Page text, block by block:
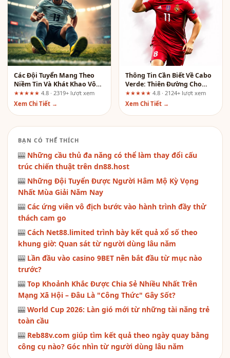
Các Đội Tuyển Mang Theo
Niềm Tin Và Khát Khao Vô
Địch
★★★★★ 4.8 · 2319+ lượt xem
Xem Chi Tiết →
Thông Tin Cần Biết Về Cabo
Verde: Thiên Đường Cho
Website Non Trẻ?
★★★★★ 4.8 · 2124+ lượt xem
Xem Chi Tiết →
BẠN CÓ THỂ THÍCH
🎰 Những cầu thủ đa năng có thể làm thay đổi cấu
trúc chiến thuật trên dn88.host
🎰 Những Đội Tuyển Được Người Hâm Mộ Kỳ Vọng
Nhất Mùa Giải Năm Nay
🎰 Các ứng viên vô địch bước vào hành trình đầy thử
thách cam go
🎰 Cách Net88.limited trình bày kết quả xổ số theo
khung giờ: Quan sát từ người dùng lâu năm
🎰 Lần đầu vào casino 9BET nên bắt đầu từ mục nào
trước?
🎰 Top Khoảnh Khắc Được Chia Sẻ Nhiều Nhất Trên
Mạng Xã Hội – Đâu Là "Công Thức" Gây Sốt?
🎰 World Cup 2026: Làn gió mới từ những tài năng trẻ
toàn cầu
🎰 Reb88v.com giúp tìm kết quả theo ngày quay bằng
công cụ nào? Góc nhìn từ người dùng lâu năm